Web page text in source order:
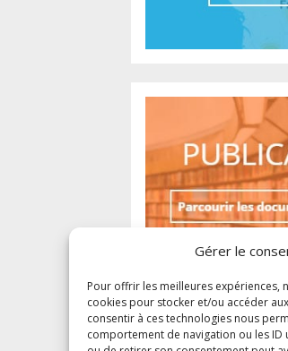
Gérer le
Pour offrir les meilleures expériences,
cookies pour stocker et/ou accéder
consentir à ces technologies nous
comportement de navigation ou les ID